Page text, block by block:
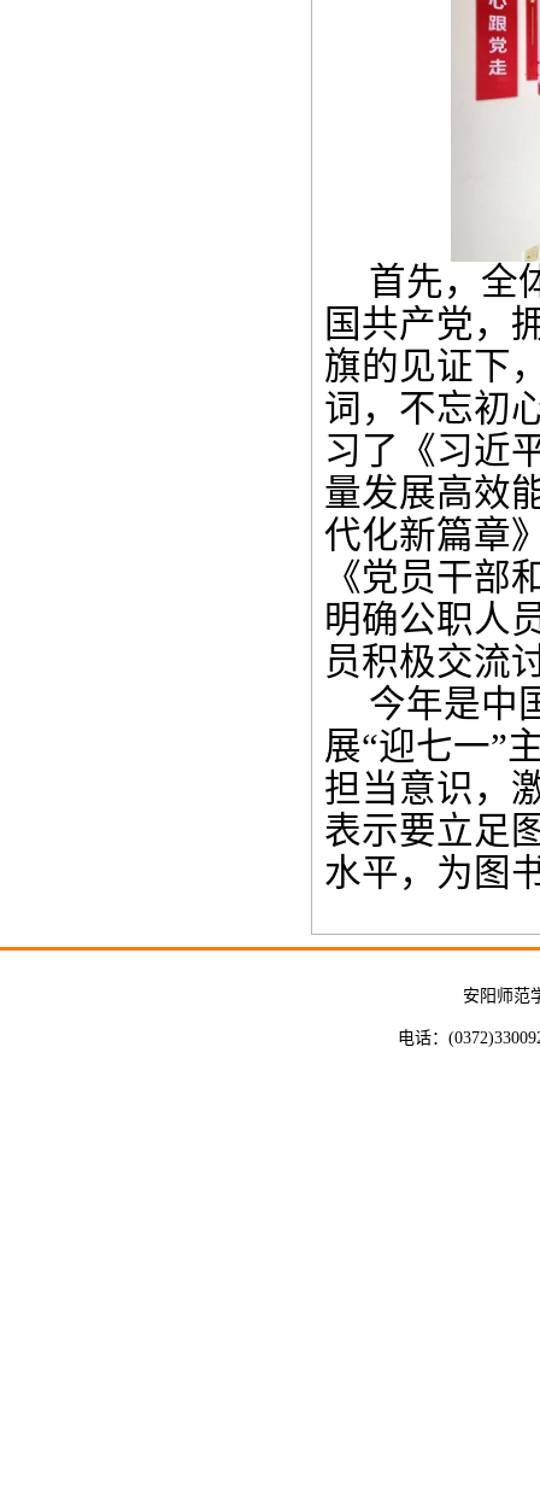
首先，全
国共产党，
旗的见证下
词，不忘初
习了《习近
量发展高效
代化新篇章
《党员干部
明确公职人
员积极交流
今年是中
展“迎七一”
担当意识，
表示要立足
水平，为图
安阳师范
电话：